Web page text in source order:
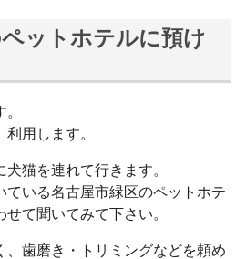
ットホテルに預け
用します。
猫を連れて行きます。
ている名古屋市緑区のペットホテ
て聞いてみて下さい。
、歯磨き・トリミングなどを頼め